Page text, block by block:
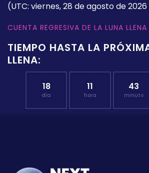
(UTC: viernes, 28 de agosto de 2026
CUENTA REGRESIVA DE LA LUNA LLENA
TIEMPO HASTA LA
LLENA:
18
día
11
hora
43
minuto